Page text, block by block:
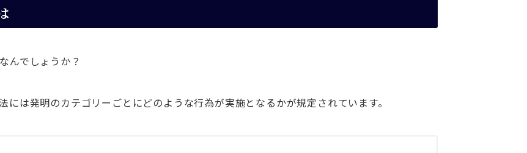
んでしょうか？
には発明のカテゴリーごとにどのような行為が実施となるかが規定されています。